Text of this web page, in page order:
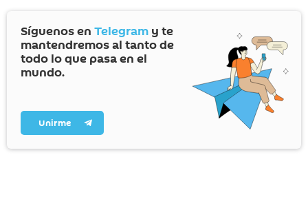
Síguenos en Telegram y te
mantendremos al tanto de
todo lo que pasa en el
mundo.
Unirme